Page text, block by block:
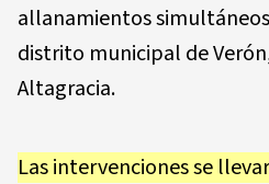
allanamientos
distrito municipal de
Altagracia.
Las intervenciones se